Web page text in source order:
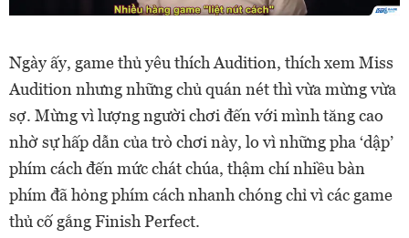
Ngày ấy, game thủ yêu thích Audition, thích xem Miss
Audition nhưng những chủ quán nét thì vừa mừng vừa
sợ. Mừng vì lượng người chơi đến với mình tăng cao
nhờ sự hấp dẫn của trò chơi này, lo vì những pha ‘dập’
phím cách đến mức chát chúa, thậm chí nhiều bàn
phím đã hỏng phím cách nhanh chóng chỉ vì các game
thủ cố gắng Finish Perfect.